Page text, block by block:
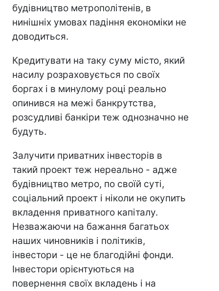
будівництво метрополітенів, в
нинішніх умовах падіння економіки не
доводиться.
Кредитувати на таку суму місто, який
насилу розраховується по своїх
боргах і в минулому році реально
опинився на межі банкрутства,
розсудливі банкіри теж однозначно не
будуть.
Залучити приватних інвесторів в
такий проект теж нереально - адже
будівництво метро, по своїй суті,
соціальний проект і ніколи не окупить
вкладення приватного капіталу.
Незважаючи на бажання багатьох
наших чиновників і політиків,
інвестори - це не благодійні фонди.
Інвестори орієнтуються на
повернення своїх вкладень і на